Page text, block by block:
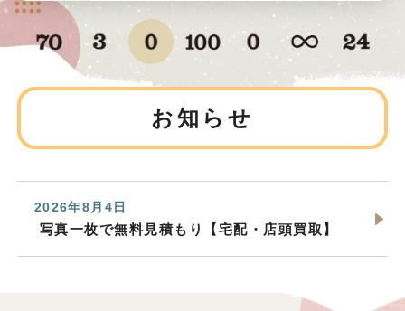
お知らせ
2026年8月4日
写真一枚で無料見積もり【宅配・店頭買取】